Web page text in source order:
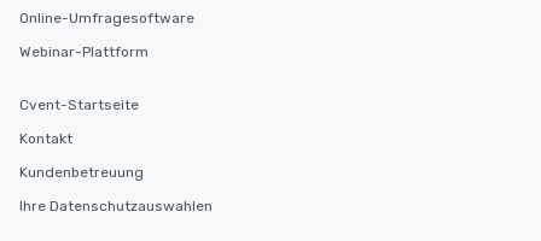
Online-Umfragesoftware
Webinar-Plattform
Cvent-Startseite
Kontakt
Kundenbetreuung
Ihre Datenschutzauswahlen